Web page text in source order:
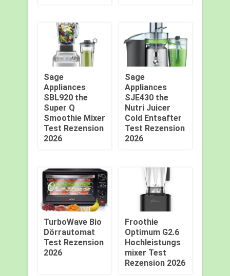
Sage
Appliances
SBL920 the
Super Q
Smoothie Mixer
Test Rezension
2026
Sage
Appliances
SJE430 the
Nutri Juicer
Cold Entsafter
Test Rezension
2026
TurboWave Bio
Dörrautomat
Test Rezension
2026
Froothie
Optimum G2.6
Hochleistungs
mixer Test
Rezension 2026